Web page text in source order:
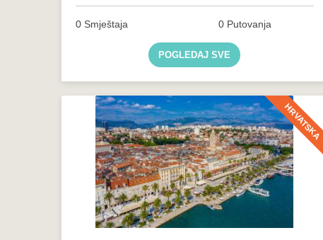
0 Smještaja 0 Putovanja
POGLEDAJ SVE
HRVATSKA